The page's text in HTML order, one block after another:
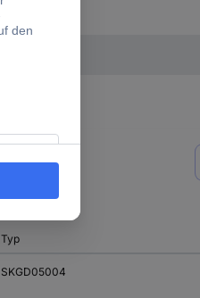
Typ
SKGD05004